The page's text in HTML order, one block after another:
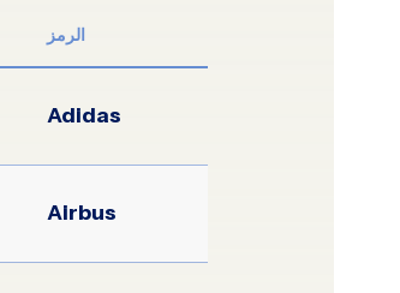
الرمز
Adidas
Airbus